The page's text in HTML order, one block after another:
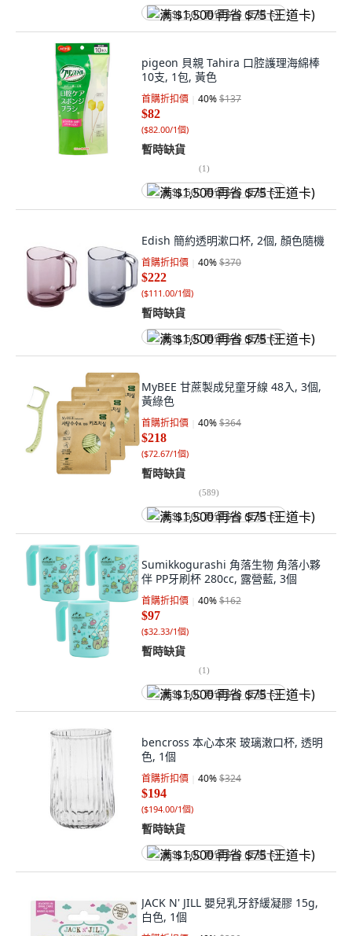
满 $1,500 再省 $75 (王道卡)
pigeon 貝親 Tahira 口腔護理海綿棒
10支, 1包, 黃色
首購折扣價 40%$137
$82
($82.00/1個)
暫時缺貨
(1)
满 $1,500 再省 $75 (王道卡)
Edish 簡約透明漱口杯, 2個, 顏色隨機
首購折扣價 40%$370
$222
($111.00/1個)
暫時缺貨
满 $1,500 再省 $75 (王道卡)
MyBEE 甘蔗製成兒童牙線 48入, 3個,
黃綠色
首購折扣價 40%$364
$218
($72.67/1個)
暫時缺貨
(589)
满 $1,500 再省 $75 (王道卡)
Sumikkogurashi 角落生物 角落小夥
伴 PP牙刷杯 280cc, 露營藍, 3個
首購折扣價 40%$162
$97
($32.33/1個)
暫時缺貨
(1)
满 $1,500 再省 $75 (王道卡)
bencross 本心本來 玻璃潄口杯, 透明
色, 1個
首購折扣價 40%$324
$194
($194.00/1個)
暫時缺貨
满 $1,500 再省 $75 (王道卡)
JACK N' JILL 嬰兒乳牙舒緩凝膠 15g,
白色, 1個